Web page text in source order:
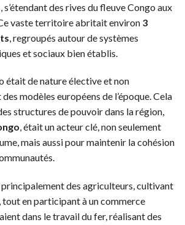
, s’étendant des rives du fleuve Congo aux
vaste territoire abritait environ 3
, regroupés autour de systèmes
et sociaux bien établis.
était de nature élective et non
modèles européens de l’époque. Cela
structures de pouvoir dans la région,
, était un acteur clé, non seulement
mais aussi pour maintenir la cohésion
des agriculteurs, cultivant
en participant à un commerce
dans le travail du fer, réalisant des